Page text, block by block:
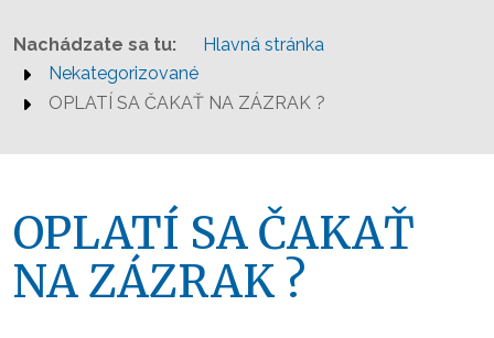
Nachádzate sa tu:
Hlavná stránka
Nekategorizované
OPLATÍ SA ČAKAŤ NA ZÁZRAK ?
OPLATÍ SA ČAKAŤ
NA ZÁZRAK ?